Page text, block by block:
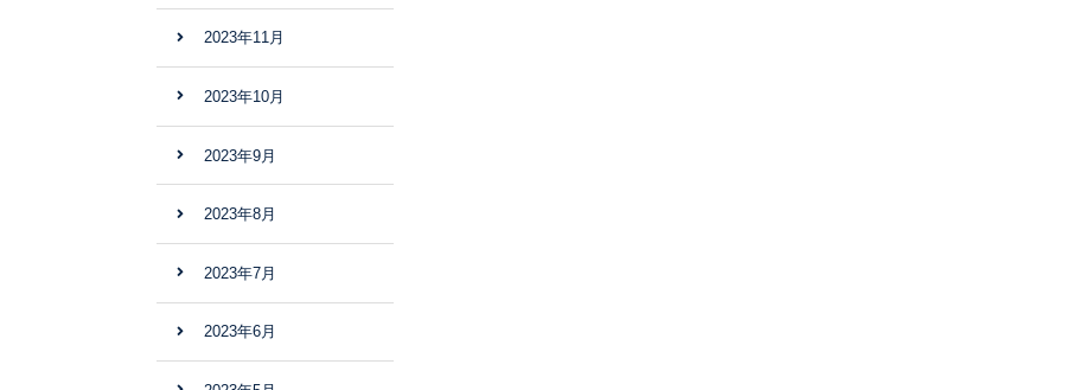
2023年11月
2023年10月
2023年9月
2023年8月
2023年7月
2023年6月